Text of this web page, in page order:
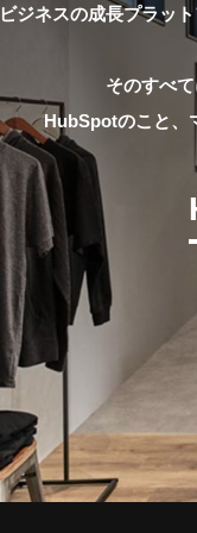
ビジネスの成長プラッ
そのすべ
HubSpotのこと、